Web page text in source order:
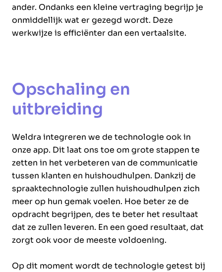
ander. Ondanks een kleine vertraging begrijp je
onmiddellijk wat er gezegd wordt. Deze
werkwijze is efficiënter dan een vertaalsite.
Opschaling en
uitbreiding
Weldra integreren we de technologie ook in
onze app. Dit laat ons toe om grote stappen te
zetten in het verbeteren van de communicatie
tussen klanten en huishoudhulpen. Dankzij de
spraaktechnologie zullen huishoudhulpen zich
meer op hun gemak voelen. Hoe beter ze de
opdracht begrijpen, des te beter het resultaat
dat ze zullen leveren. En een goed resultaat, dat
zorgt ook voor de meeste voldoening.
Op dit moment wordt de technologie getest bij